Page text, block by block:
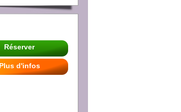
Réserver
Plus d'infos